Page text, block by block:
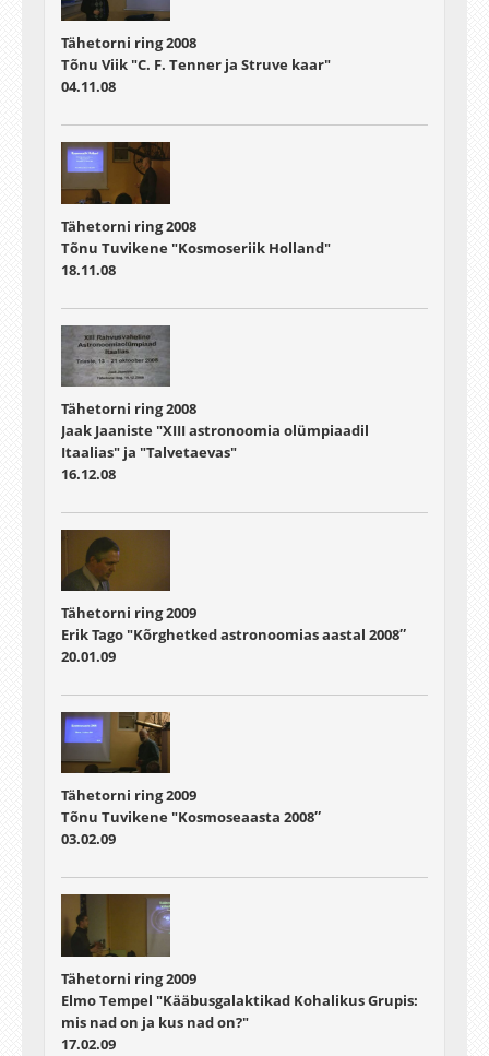
Tähetorni ring 2008
Tõnu Viik "C. F. Tenner ja Struve kaar"
04.11.08
Tähetorni ring 2008
Tõnu Tuvikene "Kosmoseriik Holland"
18.11.08
Tähetorni ring 2008
Jaak Jaaniste "XIII astronoomia olümpiaadil
Itaalias" ja "Talvetaevas"
16.12.08
Tähetorni ring 2009
Erik Tago "Kõrghetked astronoomias aastal 2008″
20.01.09
Tähetorni ring 2009
Tõnu Tuvikene "Kosmoseaasta 2008″
03.02.09
Tähetorni ring 2009
Elmo Tempel "Kääbusgalaktikad Kohalikus Grupis:
mis nad on ja kus nad on?"
17.02.09